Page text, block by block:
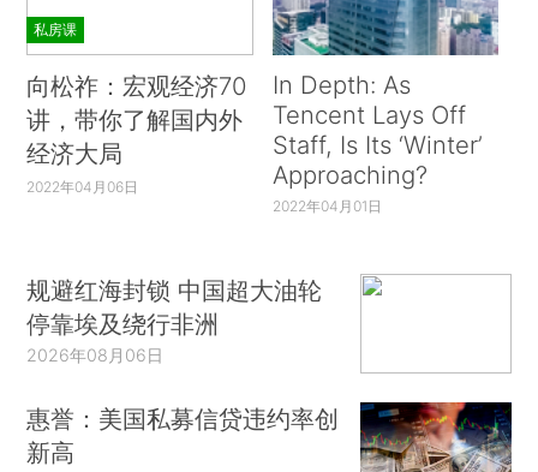
私房课
向松祚：宏观经济70
讲，带你了解国内外
经济大局
2022年04月06日
In Depth: As
Tencent Lays Off
Staff, Is Its ‘Winter’
Approaching?
2022年04月01日
规避红海封锁 中国超大油轮
停靠埃及绕行非洲
2026年08月06日
惠誉：美国私募信贷违约率创
新高